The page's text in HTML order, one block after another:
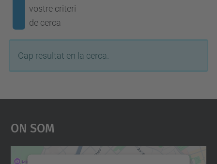
vostre criteri
de cerca
Cap resultat en la cerca.
On Som